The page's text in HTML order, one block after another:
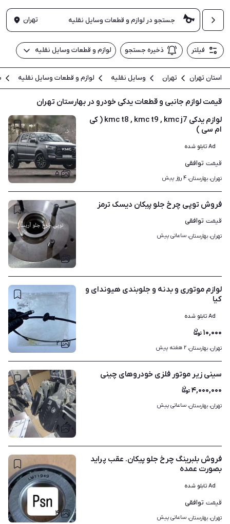
تهران
فیلتر ذخیره جستجو لوازم و قطعات وسایل نقلیه
استان تهران تهران وسایل نقلیه لوازم و قطعات وسایل نقلیه
قیمت لوازم جانبی و قطعات یدکی خودرو در بهارستان تهران
۵
لوازم یدکی kmc t8 , kmc t9 , kmc j7 ( کی
ام سی )
Ad تابلو شده
قیمت توافقی
تهران، بهارستان، ۴ روز پیش
۲
فروش توپی چرخ جلو پیکان دیسک ترمز
قیمت توافقی
تهران، بهارستان، ساعاتی پیش
۲
لوازم موتوری و بدنه و جلوبندی هیوندای و
کیا
Ad تابلو شده
۱۰,۰۰۰
تهران، بهارستان، ۲ هفته پیش
۸
سینی زیر موتور فلزی خودروهای چینی
۴,۰۰۰,۰۰۰
تهران، بهارستان، ساعاتی پیش
۴
فروش بلبرینگ چرخ جلو پیکان. عقب پراید
بصورت عمده
Ad تابلو شده
قیمت توافقی
تهران، بهارستان، ساعاتی پیش